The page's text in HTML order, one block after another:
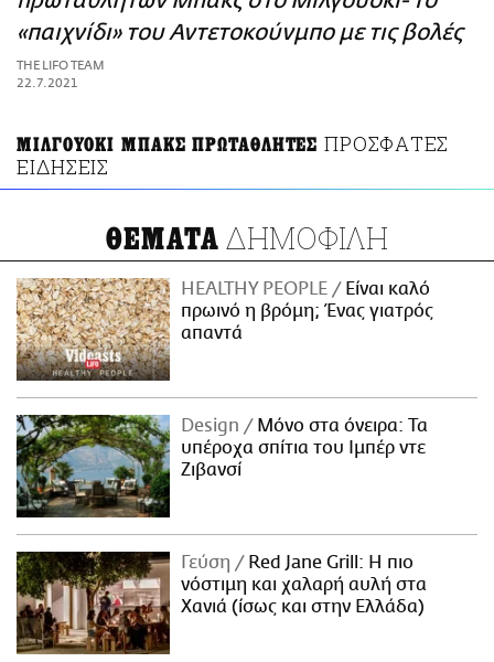
ΑΜΠΑ
PRINT
«παιχνίδι» του Αντετοκούνμπο με τις βολές
THE LIFO TEAM
22.7.2021
ΜΙΛΓΟΥΟΚΙ ΜΠΑΚΣ ΠΡΩΤΑΘΛΗΤΕΣ ΠΡΟΣΦΑΤΕΣ
ΕΙΔΗΣΕΙΣ
ΘΕΜΑΤΑ ΔΗΜΟΦΙΛΗ
HEALTHY PEOPLE
Είναι καλό
πρωινό η βρόμη; Ένας γιατρός
απαντά
Design
Μόνο στα όνειρα: Τα
υπέροχα σπίτια του Ιμπέρ ντε
Ζιβανσί
Γεύση
Red Jane Grill: Η πιο
νόστιμη και χαλαρή αυλή στα
Χανιά (ίσως και στην Ελλάδα)